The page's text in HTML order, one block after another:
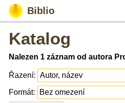
Biblio
Katalog
Nalezen 1 záznam od autora
Řazení:
Formát: